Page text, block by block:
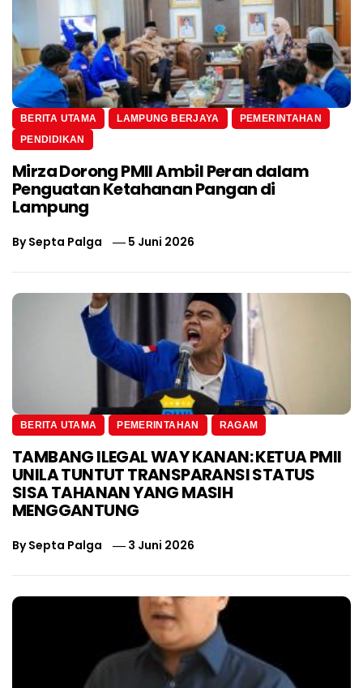
BERITA UTAMA LAMPUNG BERJAYA
PEMERINTAHAN
PENDIDIKAN
Mirza Dorong PMII Ambil Peran dalam
Penguatan Ketahanan Pangan di
Lampung
BySepta Palga 5 Juni 2026
BERITA UTAMA PEMERINTAHAN RAGAM
TAMBANG ILEGAL WAY KANAN: KETUA PMII
UNILA TUNTUT TRANSPARANSI STATUS
SISA TAHANAN YANG MASIH
MENGGANTUNG
BySepta Palga 3 Juni 2026